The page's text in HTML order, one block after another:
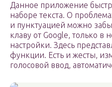
Данное приложение
наборе текста. О
и пунктуацией можно
клаву от Google, только в
настройки. Здесь
функции. Есть и жесты,
голосовой ввод,